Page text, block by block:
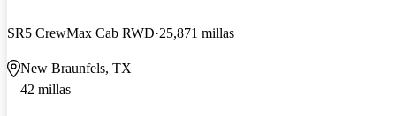
SR5 CrewMax Cab RWD 25,871 millas
New Braunfels, TX
42 millas